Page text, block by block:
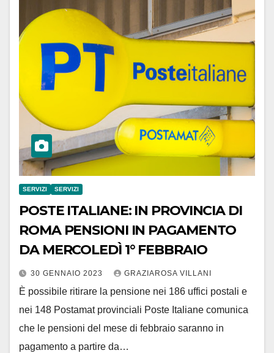
SERVIZI SERVIZI
POSTE ITALIANE: IN PROVINCIA DI
ROMA PENSIONI IN PAGAMENTO
DA MERCOLEDÌ 1° FEBBRAIO
30 GENNAIO 2023 GRAZIAROSA VILLANI
È possibile ritirare la pensione nei 186 uffici postali e
nei 148 Postamat provinciali Poste Italiane comunica
che le pensioni del mese di febbraio saranno in
pagamento a partire da…